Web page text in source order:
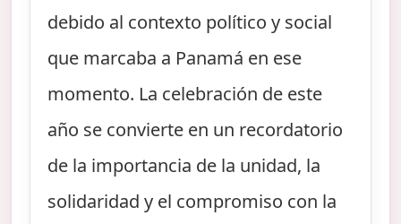
debido al contexto político y social
que marcaba a Panamá en ese
momento. La celebración de este
año se convierte en un recordatorio
de la importancia de la unidad, la
solidaridad y el compromiso con la